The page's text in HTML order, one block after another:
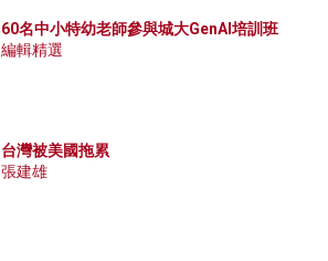
60名中小特幼老師參與城大GenAI培訓班
編輯精選
台灣被美國拖累
張建雄